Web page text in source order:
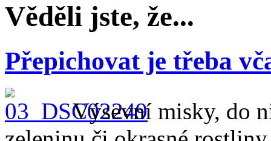
Věděli jste, že...
Přepichovat je třeba
Výsevní misky, do